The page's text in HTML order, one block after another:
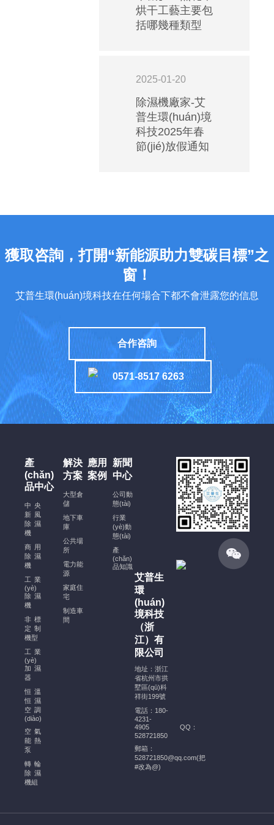
何
裝
能
現
高
能
效
運
行
酒
濕
空
(diào)
(guī)
范、
烘干工藝主要包
括哪幾種類型
2025-01-20
除濕機廠家-艾
普生環(huán)境
科技2025年春
節(jié)放假通知
獲取咨詢，打開“新能源助力雙碳目標”之
窗！
艾普生環(huán)境科技在任何場合下都不會泄露您的信息
合作咨詢
0571-8517 6263
產
(chǎn)
品中心
中央
新風
除濕
機
商用
除濕
機
工業
(yè)
除濕
機
非標
定制
機型
工業
(yè)
加濕
器
恒溫
恒濕
空調
(diào)
空氣
能熱
泵
轉輪
除濕
機組
解決
方案
大型倉
儲
地下車
庫
公共場
所
電力能
源
家庭住
宅
制造車
間
應用
案例
新聞
中心
公司動
態(tài)
行業
(yè)動
態(tài)
產
(chǎn)
品知識
艾普生
環
(huán)
境科技
（浙
江）有
限公司
地址：浙江
省杭州市拱
墅區(qū)科
祥街199號
電話：180-
4231-
4905
QQ：
528721850
郵箱：
528721850@qq.com(把
#改為@)